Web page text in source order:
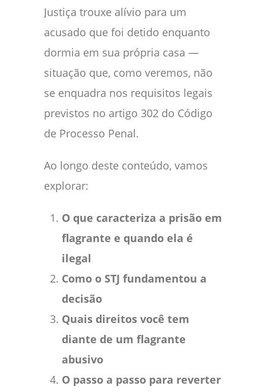
Justiça trouxe alívio para um
acusado que foi detido enquanto
dormia em sua própria casa —
situação que, como veremos, não
se enquadra nos requisitos legais
previstos no artigo 302 do Código
de Processo Penal.
Ao longo deste conteúdo, vamos
explorar:
O que caracteriza a prisão em
flagrante e quando ela é
ilegal
Como o STJ fundamentou a
decisão
Quais direitos você tem
diante de um flagrante
abusivo
O passo a passo para reverter